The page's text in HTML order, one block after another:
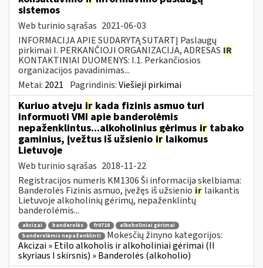
sistemos
Web turinio sąrašas 2021-06-03
INFORMACIJA APIE SUDARYTĄ SUTARTĮ Paslaugų
pirkimai I. PERKANČIOJI ORGANIZACIJA, ADRESAS IR
KONTAKTINIAI DUOMENYS: I.1. Perkančiosios
organizacijos pavadinimas...
Metai: 2021 Pagrindinis:Viešieji pirkimai
Kuriuo atveju ir kada fizinis asmuo turi
informuoti VMI apie banderolėmis
nepaženklintus...alkoholinius gėrimus ir tabako
gaminius, įvežtus iš užsienio ir laikomus
Lietuvoje
Web turinio sąrašas 2018-11-22
Registracijos numeris KM1306 Ši informacija skelbiama:
Banderolės Fizinis asmuo, įvežęs iš užsienio ir laikantis
Lietuvoje alkoholinių gėrimų, nepaženklintų
banderolėmis...
akcizai banderolės fr0718
alkoholiniai gėrimai
banderolėmis nepaženklinti
Mokesčių žinyno kategorijos:
Akcizai » Etilo alkoholis ir alkoholiniai gėrimai (II
skyriaus I skirsnis) » Banderolės (alkoholio)